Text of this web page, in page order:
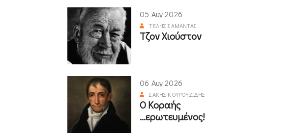
05 Αυγ 2026
ΤΈΛΗΣ ΣΑΜΑΝΤΆΣ
Τζον Χιούστον
06 Αυγ 2026
ΣΆΚΗΣ ΚΟΥΡΟΥΖΊΔΗΣ
Ο Κοραής
...ερωτευμένος!